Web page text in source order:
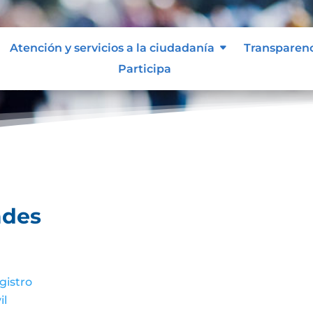
Atención y servicios a la ciudadanía
Participa